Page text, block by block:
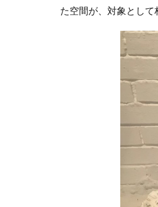
た空間が、対象として